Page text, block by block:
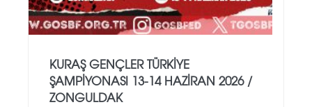
KURAŞ GENÇLER TÜRKİYE
ŞAMPİYONASI 13-14 HAZİRAN 2026 /
ZONGULDAK